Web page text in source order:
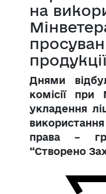
на
Днями
комісії при
укладення
права –
“Створено